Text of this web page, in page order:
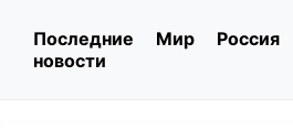
Последние
новости
Мир Россия